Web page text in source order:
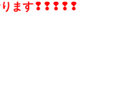
ります❢❢❢❢❢